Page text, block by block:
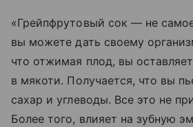
«Грейпфрутовый сок — не
вы можете дать своему
что отжимая плод, вы
в мякоти. Получается, что вы
сахар и углеводы. Все это не
Более того, влияет на зубную